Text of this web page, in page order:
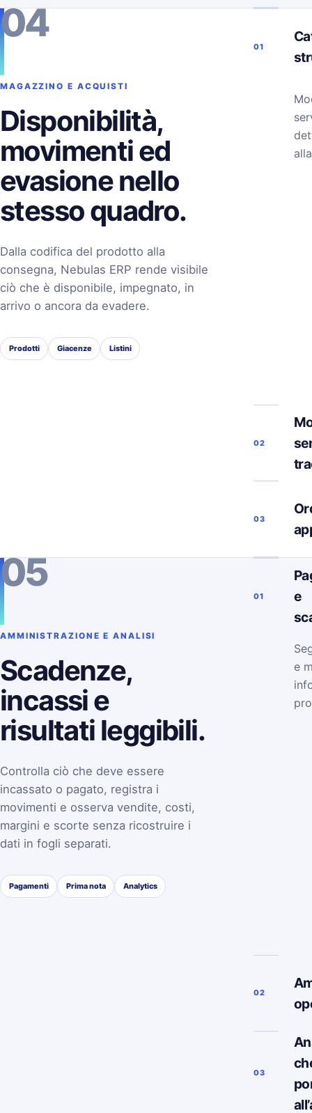
04
MAGAZZINO E ACQUISTI
Disponibilità,
movimenti ed
evasione nello
stesso quadro.
Dalla codifica del prodotto alla
consegna, Nebulas ERP rende visibile
ciò che è disponibile, impegnato, in
arrivo o ancora da evadere.
Prodotti Giacenze Listini
01
02
03
05
AMMINISTRAZIONE E ANALISI
Scadenze,
incassi e
risultati leggibili.
Controlla ciò che deve essere
incassato o pagato, registra i
movimenti e osserva vendite, costi,
margini e scorte senza ricostruire i
dati in fogli separati.
Pagamenti Prima nota Analytics
01
e
e
02
03